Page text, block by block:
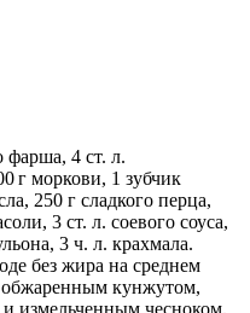
фарша, 4 ст. л.
г моркови, 1 зубчик
250 г сладкого перца,
3 ст. л. соевого соуса,
3 ч. л. крахмала.
без жира на среднем
кунжутом,